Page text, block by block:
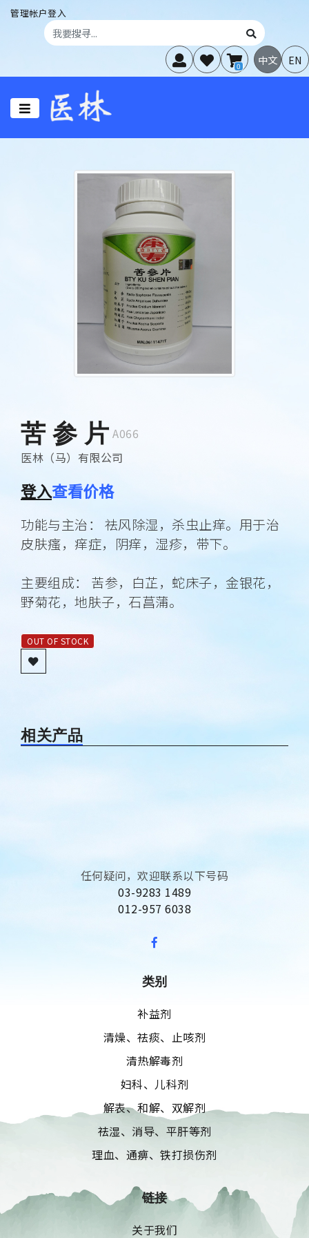
管理帐户登入
0 中文 EN
苦 参 片 A066
医林（马）有限公司
登入查看价格
功能与主治： 祛风除湿，杀虫止痒。用于治
皮肤瘙，痒症，阴痒，湿疹，带下。
主要组成： 苦参，白芷，蛇床子，金银花，
野菊花，地肤子，石菖蒲。
OUT OF STOCK
相关产品
任何疑问，欢迎联系以下号码
03-9283 1489
012-957 6038
类别
补益剂
清燥、祛痰、止咳剂
清热解毒剂
妇科、儿科剂
解表、和解、双解剂
祛湿、消导、平肝等剂
理血、通痹、铁打损伤剂
链接
关于我们